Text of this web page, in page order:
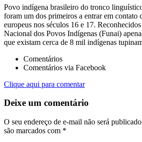
Povo indígena brasileiro do tronco
foram um dos primeiros a entrar em contato
europeus nos séculos 16 e 17.
Nacional dos Povos Indígenas (Funai)
que existam cerca de 8 mil indígenas
Comentários
Comentários via Facebook
Clique aqui para comentar
Deixe um comentário
O seu endereço de e-mail não será
são marcados com *